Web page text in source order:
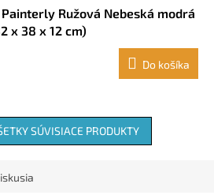
Ružová Nebeská modrá
x 38 x 12 cm)
Do košíka
SÚVISIACE PRODUKTY